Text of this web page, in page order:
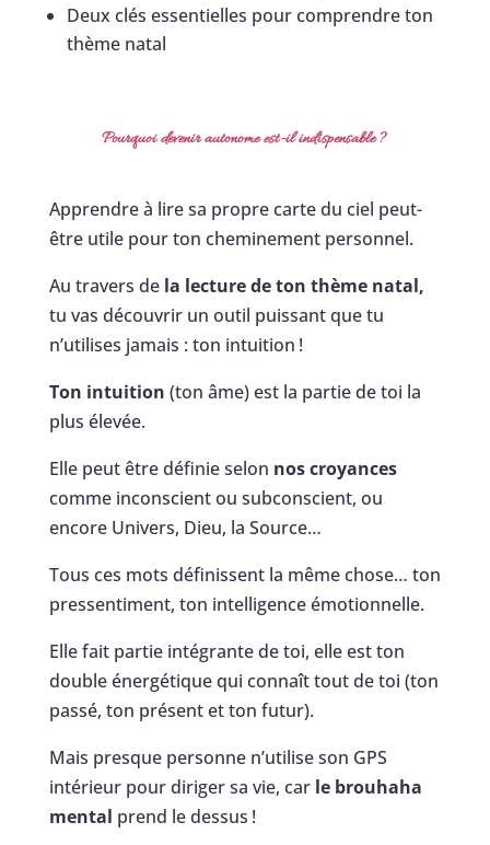
Deux clés essentielles pour comprendre ton
thème natal
Pourquoi devenir autonome est-il indispensable?
Apprendre à lire sa propre carte du ciel peut-
être utile pour ton cheminement personnel.
Au travers de la lecture de ton thème natal,
tu vas découvrir un outil puissant que tu
n’utilises jamais : ton intuition !
Ton intuition (ton âme) est la partie de toi la
plus élevée.
Elle peut être définie selon nos croyances
comme inconscient ou subconscient, ou
encore Univers, Dieu, la Source…
Tous ces mots définissent la même chose… ton
pressentiment, ton intelligence émotionnelle.
Elle fait partie intégrante de toi, elle est ton
double énergétique qui connaît tout de toi (ton
passé, ton présent et ton futur).
Mais presque personne n’utilise son GPS
intérieur pour diriger sa vie, car le brouhaha
mental prend le dessus !